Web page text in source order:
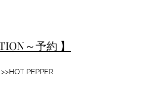
～予約 】
PEPPER